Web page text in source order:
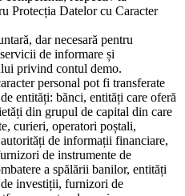
Protecția Datelor cu Caracter
dar necesară pentru
de informare și
privind contul demo.
personal pot fi transferate
entități: bănci, entități care oferă
din grupul de capital din care
curieri, operatori poștali,
de informații financiare,
de instrumente de
a spălării banilor, entități
investiții, furnizori de